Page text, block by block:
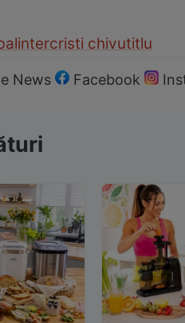
intercristi chivutitlu
News Facebook